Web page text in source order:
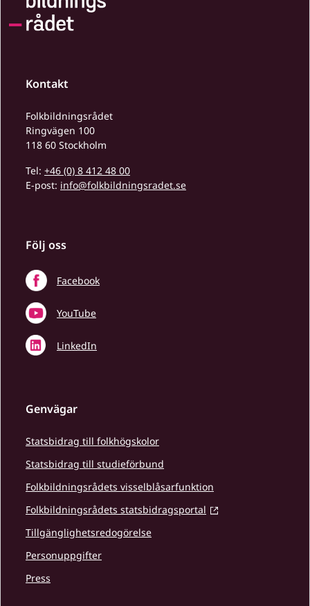
Kontakt
Folkbildningsrådet
Ringvägen 100
118 60 Stockholm
Tel: +46 (0) 8 412 48 00
E-post: info@folkbildningsradet.se
Följ oss
Facebook
YouTube
LinkedIn
Genvägar
Statsbidrag till folkhögskolor
Statsbidrag till studieförbund
Folkbildningsrådets visselblåsarfunktion
Folkbildningsrådets statsbidragsportal
Tillgänglighetsredogörelse
Personuppgifter
Press